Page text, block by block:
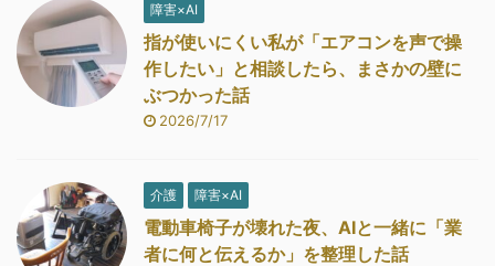
障害×AI
指が使いにくい私が「エアコンを声で操
作したい」と相談したら、まさかの壁に
ぶつかった話
2026/7/17
介護 障害×AI
電動車椅子が壊れた夜、AIと一緒に「業
者に何と伝えるか」を整理した話